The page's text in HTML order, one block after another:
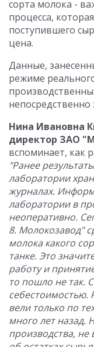
сорта молока -
процесса,
поступившего
цена.
Данные,
режиме
Нина Ивановна
директор ЗАО
вспоминает, как
"Ранее
лаборатории
журналах.
лаборатории в
неоперативно.
8. Молокозавод"
молока какого
танке. Это
работу и
то пошло не так.
себестоимостью.
вели только по
много лет назад.
производства,